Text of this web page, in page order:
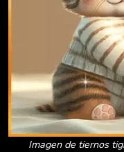
Imagen de tiernos